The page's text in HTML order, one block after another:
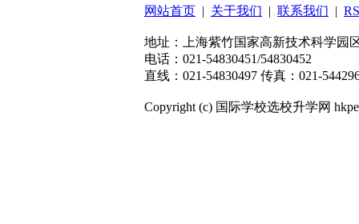
网站首页 | 关于我们 | 联系我们 |
地址：上海紫竹国家高新技术科学园
电话：021-54830451/54830452
直线：021-54830497 传真：021-
Copyright (c) 国际学校选校升学网